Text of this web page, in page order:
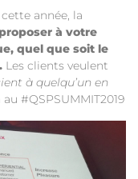
année, la
à votre
quel que soit le
Les clients veulent
à quelqu’un en
au #QSPSUMMIT2019